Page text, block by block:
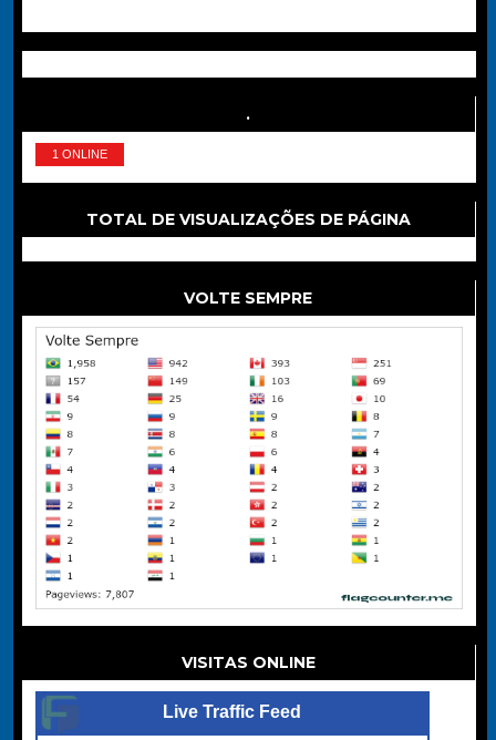
.
1 ONLINE
TOTAL DE VISUALIZAÇÕES DE PÁGINA
VOLTE SEMPRE
VISITAS ONLINE
Live Traffic Feed